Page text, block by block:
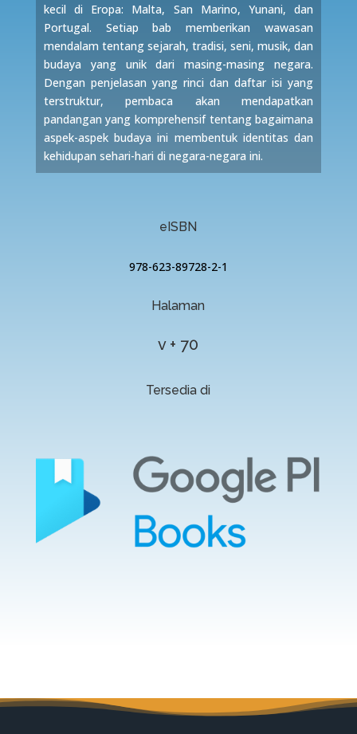
kecil di Eropa: Malta, San Marino, Yunani, dan
Portugal. Setiap bab memberikan wawasan
mendalam tentang sejarah, tradisi, seni, musik, dan
budaya yang unik dari masing-masing negara.
Dengan penjelasan yang rinci dan daftar isi yang
terstruktur, pembaca akan mendapatkan
pandangan yang komprehensif tentang bagaimana
aspek-aspek budaya ini membentuk identitas dan
kehidupan sehari-hari di negara-negara ini.
eISBN
978-623-89728-2-1
Halaman
v + 70
Tersedia di